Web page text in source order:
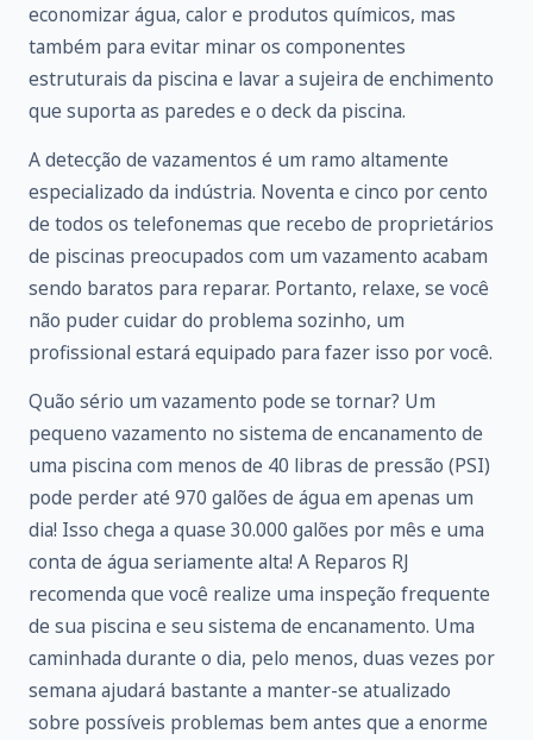
economizar água, calor e produtos químicos, mas
também para evitar minar os componentes
estruturais da piscina e lavar a sujeira de enchimento
que suporta as paredes e o deck da piscina.
A detecção de vazamentos é um ramo altamente
especializado da indústria. Noventa e cinco por cento
de todos os telefonemas que recebo de proprietários
de piscinas preocupados com um vazamento acabam
sendo baratos para reparar. Portanto, relaxe, se você
não puder cuidar do problema sozinho, um
profissional estará equipado para fazer isso por você.
Quão sério um vazamento pode se tornar? Um
pequeno vazamento no sistema de encanamento de
uma piscina com menos de 40 libras de pressão (PSI)
pode perder até 970 galões de água em apenas um
dia! Isso chega a quase 30.000 galões por mês e uma
conta de água seriamente alta! A Reparos RJ
recomenda que você realize uma inspeção frequente
de sua piscina e seu sistema de encanamento. Uma
caminhada durante o dia, pelo menos, duas vezes por
semana ajudará bastante a manter-se atualizado
sobre possíveis problemas bem antes que a enorme